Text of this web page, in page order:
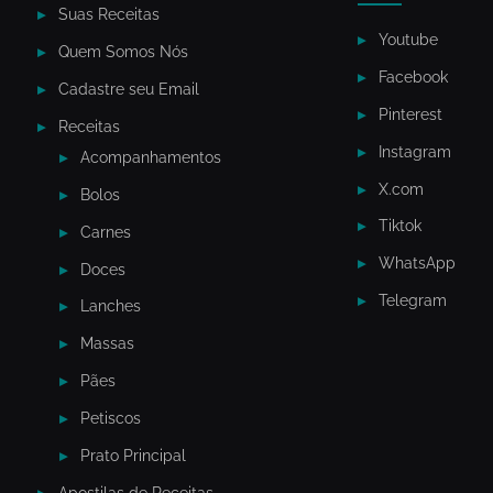
Suas Receitas
Quem Somos Nós
Cadastre seu Email
Receitas
Acompanhamentos
Bolos
Carnes
Doces
Lanches
Massas
Pães
Petiscos
Prato Principal
Youtube
Facebook
Pinterest
Instagram
X.com
Tiktok
WhatsApp
Telegram